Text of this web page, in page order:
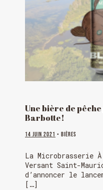
Une bière de
Barbotte!
14 juin 2021 • Bières
La Microbrasserie
Versant Saint-
d’annoncer le
[…]